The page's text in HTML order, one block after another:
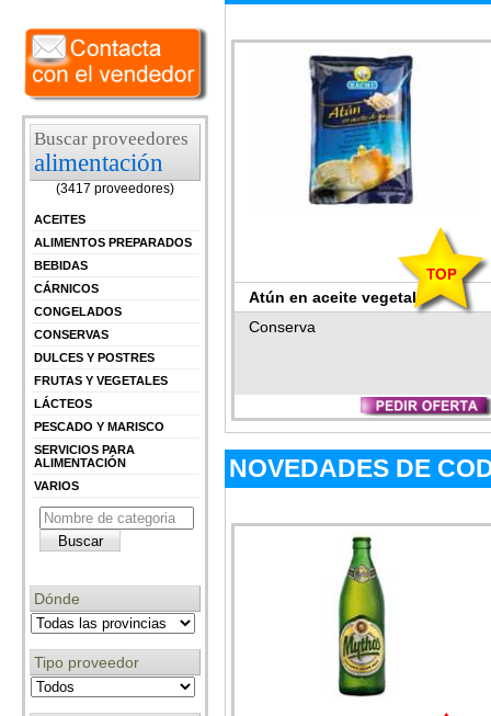
Buscar proveedores
alimentación
(3417 proveedores)
ACEITES
ALIMENTOS PREPARADOS
BEBIDAS
CÁRNICOS
CONGELADOS
CONSERVAS
DULCES Y POSTRES
FRUTAS Y VEGETALES
LÁCTEOS
PESCADO Y MARISCO
SERVICIOS PARA
ALIMENTACIÓN
VARIOS
Dónde
Tipo proveedor
Atún en aceite vegetal
Conserva
NOVEDADES DE